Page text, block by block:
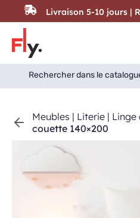
Passer au contenu
Search
for:
Search Button
Meubles | Literie | Linge
couette 140×200
Livraison 5-10 jours |